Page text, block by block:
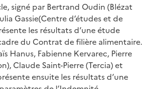
signé par Bertrand Oudin (Blézat
Gassie(Centre d’études et de
les résultats d’une étude
du Contrat de filière alimentaire.
Hanus, Fabienne Kervarec, Pierre
Claude Saint-Pierre (Tercia) et
ensuite les résultats d’une